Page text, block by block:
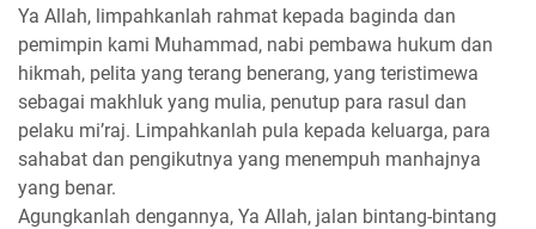
Ya Allah, limpahkanlah rahmat kepada baginda dan
pemimpin kami Muhammad, nabi pembawa hukum dan
hikmah, pelita yang terang benerang, yang teristimewa
sebagai makhluk yang mulia, penutup para rasul dan
pelaku mi’raj. Limpahkanlah pula kepada keluarga, para
sahabat dan pengikutnya yang menempuh manhajnya
yang benar.
Agungkanlah dengannya, Ya Allah, jalan bintang-bintang